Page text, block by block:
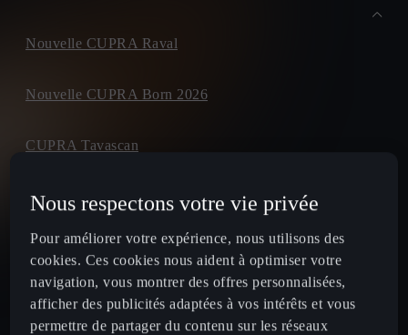
Nouvelle CUPRA Raval
Nouvelle CUPRA Born 2026
CUPRA Tavascan
CUPRA Terramar
CUPRA Formentor
CUPRA Leon
Nous respectons votre vie privée
Pour améliorer votre expérience, nous utilisons des
cookies. Ces cookies nous aident à optimiser votre
navigation, vous montrer des offres personnalisées,
afficher des publicités adaptées à vos intérêts et vous
permettre de partager du contenu sur les réseaux